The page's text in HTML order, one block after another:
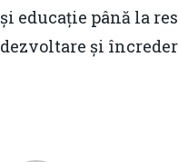
și educație până la
dezvoltare și